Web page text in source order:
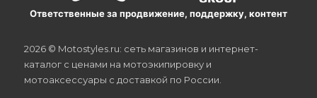
Ответственные за продвижение, поддержку, контент
2026 © Motostyles.ru: сеть магазинов и интернет-
каталог с ценами на мотоэкипировку и
мотоаксессуары с доставкой по России.